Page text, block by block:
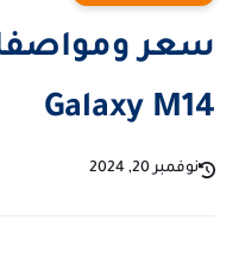
Galaxy M14
نوفمبر 20, 2024